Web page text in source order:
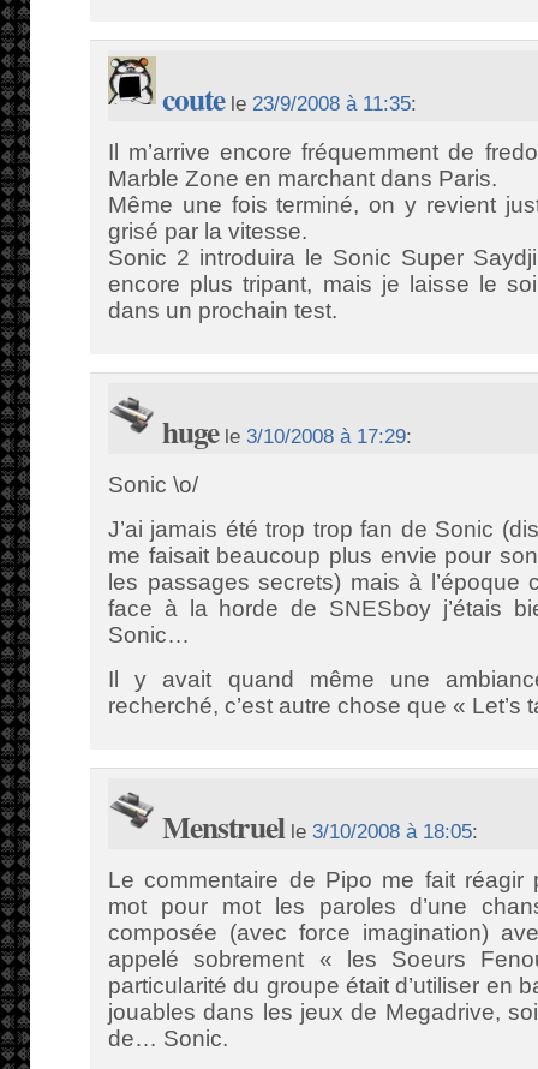
coutele23/9/2008 à 11:35:
Il m’arrive encore fréquemment de
Marble Zone en marchant dans Paris.
Même une fois terminé, on y revient
grisé par la vitesse.
Sonic 2 introduira le Sonic Super
encore plus tripant, mais je laisse le
dans un prochain test.
hugele3/10/2008 à 17:29:
Sonic \o/
J’ai jamais été trop trop fan de Sonic
me faisait beaucoup plus envie pour
les passages secrets) mais à l’époque
face à la horde de SNESboy j’étais
Sonic…
Il y avait quand même une
recherché, c’est autre chose que « Let’s
Menstruelle 3/10/2008 à 18:05:
Le commentaire de Pipo me fait réagir
mot pour mot les paroles d’une
composée (avec force imagination)
appelé sobrement « les Soeurs
particularité du groupe était d’utiliser en
jouables dans les jeux de Megadrive,
de… Sonic.